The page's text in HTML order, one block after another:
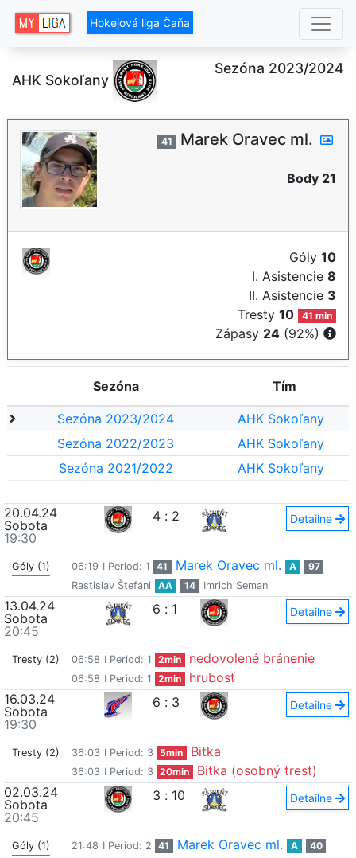
Hokejová liga Čaňa
AHK Sokoľany
Sezóna 2023/2024
41 Marek Oravec ml.
Body 21
Góly 10
I. Asistencie 8
II. Asistencie 3
Tresty10 41 min
Zápasy 24 (92%)
Sezóna Tím
Sezóna 2023/2024
AHK Sokoľany
Sezóna 2022/2023
AHK Sokoľany
Sezóna 2021/2022
AHK Sokoľany
20.04.24
Sobota
19:30
4 : 2 Detailne
Góly (1) 06:19 I Period: 1 41 Marek Oravec ml. A
97
Rastislav Štefáni
AA 14 Imrich Seman
13.04.24
Sobota
20:45
6 : 1 Detailne
Tresty (2) 06:58 I Period: 1 2min nedovolené bránenie
06:58 I Period: 1 2min
hrubosť
16.03.24
Sobota
19:30
6 : 3 Detailne
Tresty (2) 36:03 I Period: 3 5min Bitka
36:03 I Period: 3 20min
Bitka (osobný trest)
02.03.24
Sobota
20:45
3 : 10 Detailne
Góly (1) 21:48 I Period: 2 41 Marek Oravec ml. A
40